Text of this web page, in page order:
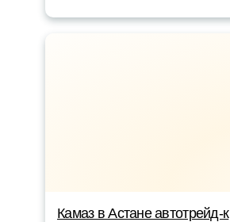
Камаз в Астане автотрейд-к